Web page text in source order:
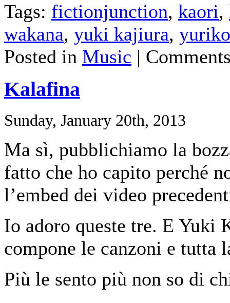
Tags: fictionjunction, kaori,
wakana, yuki kajiura, yuriko
Posted in Music |
Kalafina
Sunday, January 20th, 2013
Ma sì, pubblichiamo la
fatto che ho capito perché
l’embed dei video
Io adoro queste tre. E Yuki
compone le canzoni e tutta
Più le sento più non so di